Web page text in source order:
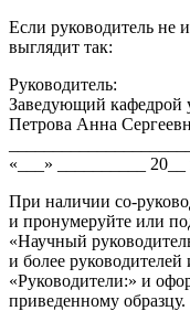
Если руководитель не
выглядит так:
Руководитель:
Заведующий кафедрой
Петрова Анна
«___» __________ 20__
При наличии
и пронумеруйте или
«Научный
и более руководителей
«Руководители:» и
приведенному образцу.